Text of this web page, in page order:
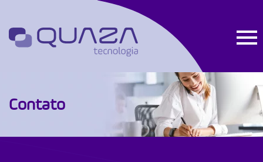
Contato